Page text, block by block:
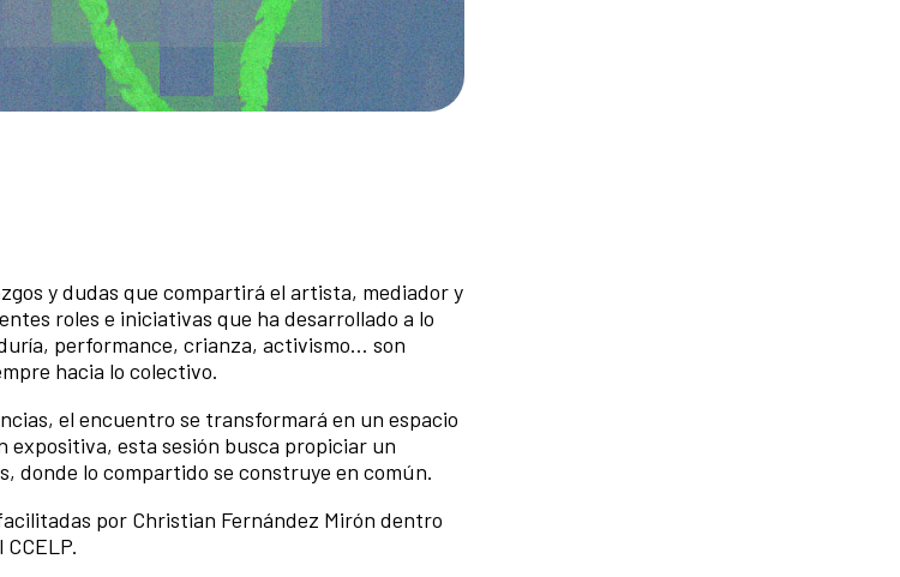
y dudas que compartirá el artista, mediador y
roles e iniciativas que ha desarrollado a lo
performance, crianza, activismo… son
hacia lo colectivo.
el encuentro se transformará en un espacio
expositiva, esta sesión busca propiciar un
donde lo compartido se construye en común.
por Christian Fernández Mirón dentro